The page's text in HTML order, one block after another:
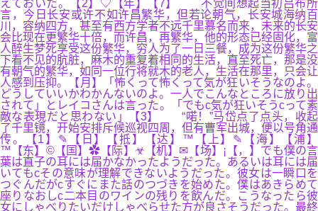
えておいた。【2】♡【年】【7】 不觉间想起当初吕布所
言，今日长安或许不如许昌繁华，但若论朝气，长安城海纳百
川，容纳四方，甚至有西方学者不远千里慕名而来，未来的长安
会比现在更繁华十倍，而许昌，再繁华，他的形态已经固化，富
人醉生梦死享受这份繁华，穷人为了一日三餐，成为这份繁华之
下看不见的肮脏，麻木的重复着相同的生活，直至死亡，那是没
有朝气的繁华，如同一位行将就木的老人，生活在那里，只会让
人感到压抑。【月】「怖くって怖くって気が狂いそうなのよ。
どうしていいかわかんないのよ。一人でこんなところに放り出
されて」とレイコさんは言った。「でもc気が狂いそうcって素
敵な表現だと思わない」【3】 “喏！”马岱点了点头，收起
了千里镜，开始安排斥候巡视四周，但有曹军出城，便以号角通
传。【1】✎【日】【抵】【达】™【上】✎【海】【浦】
™【东】©【国】✿【际】☣【机】✉【场】¡【，】でも僕の言
葉は直子の耳には届かなかったようだった。あるいは耳には届
いてもcその意味が理解できないようだった。彼女は一瞬口を
つぐんだがcすぐにまた話のつづきを始めた。僕はあきらめて
座りなおしc二本目のワインの残りを飲んだ。こうなったら彼
女にしゃべりたいだけしゃべらせた方が良さそうだった。最終